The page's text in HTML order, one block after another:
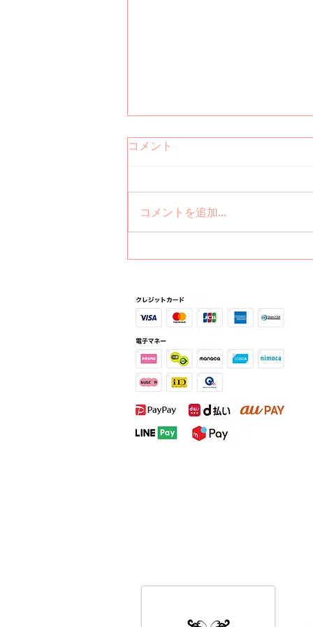
復帰致しました！
お久しぶりです！ この度、育児
いただきます。 出勤日は 【月・
木・金・土の 9時～17時】とな
【技術料金２０％オフ】 とさせ
て頂きます。 また、子供の体調
不良などにより、やむを得ずご予
約の変更をお願いする場合がござ
います。 ご迷惑をおかけしてし
まうこ
コメント
コメントを追加…